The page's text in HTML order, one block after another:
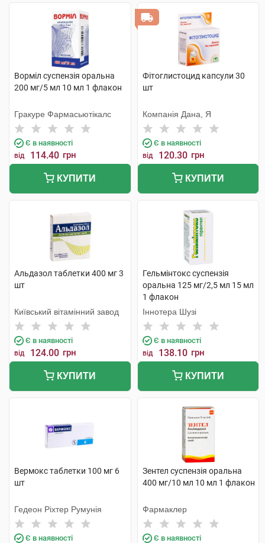
Ворміл суспензія оральна
200 мг/5 мл 10 мл 1 флакон
Гракуре Фармасьютікалс
Є в наявності
від 114.40 грн
КУПИТИ
Фітоглистоцид капсули 30
шт
Компанія Дана, Я
Є в наявності
від 120.30 грн
КУПИТИ
Альдазол таблетки 400 мг 3
шт
Київський вітамінний завод
Є в наявності
від 124.00 грн
КУПИТИ
Гельмінтокс суспензія
оральна 125 мг/2,5 мл 15 мл
1 флакон
Іннотера Шузі
Є в наявності
від 138.10 грн
КУПИТИ
Вермокс таблетки 100 мг 6
шт
Гедеон Ріхтер Румунія
Є в наявності
Зентел суспензія оральна
400 мг/10 мл 10 мл 1 флакон
Фармаклер
Є в наявності